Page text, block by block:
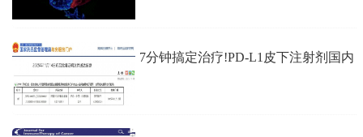
7分钟搞定治疗!PD-L1皮下注射剂国内